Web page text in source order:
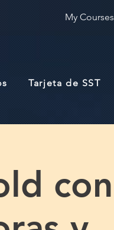
My Courses
Tarjeta de SST
con